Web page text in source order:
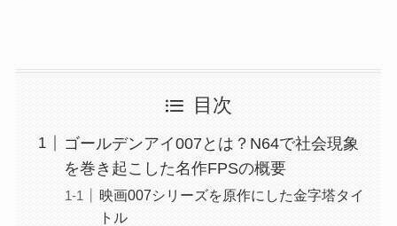
目次
ゴールデンアイ007とは？N64で社会現象
を巻き起こした名作FPSの概要
映画007シリーズを原作にした金字塔タイ
トル